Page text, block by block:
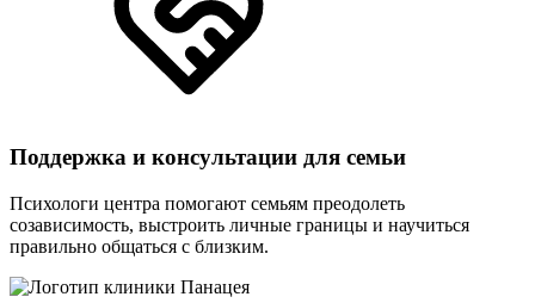
Поддержка и консультации для семьи
Психологи центра помогают семьям преодолеть
созависимость, выстроить личные границы и научиться
правильно общаться с близким.